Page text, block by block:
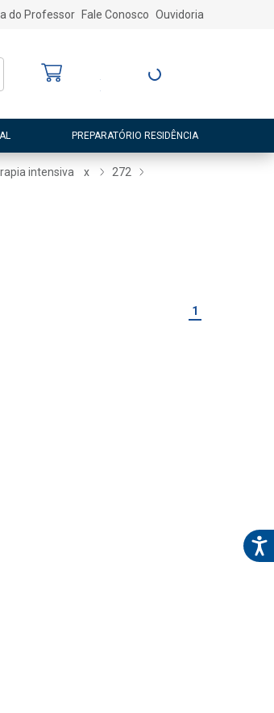
do Professor Fale Conosco Ouvidoria
Entre ou Cadastre-
PREPARATÓRIO RESIDÊNCIA
intensiva x
272
1